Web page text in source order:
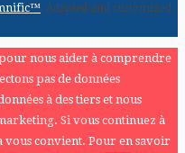
. Adapted and customized
nous aider à comprendre
pas de données
à des tiers et nous
Si vous continuez à
vous convient. Pour en savoir